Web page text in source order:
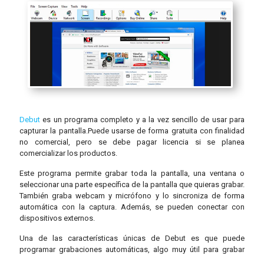
Debutes un programa completo y a la vez sencillo de usar para
capturar la pantalla.Puede usarse de forma gratuita con finalidad
no comercial, pero se debe pagar licencia si se planea
comercializar los productos.
Este programa permite grabar toda la pantalla, una ventana o
seleccionar una parte específica de la pantalla que quieras grabar.
También graba webcam y micrófono y lo sincroniza de forma
automática con la captura. Además, se pueden conectar con
dispositivos externos.
Una de las características únicas de Debut es que puede
programar grabaciones automáticas, algo muy útil para grabar